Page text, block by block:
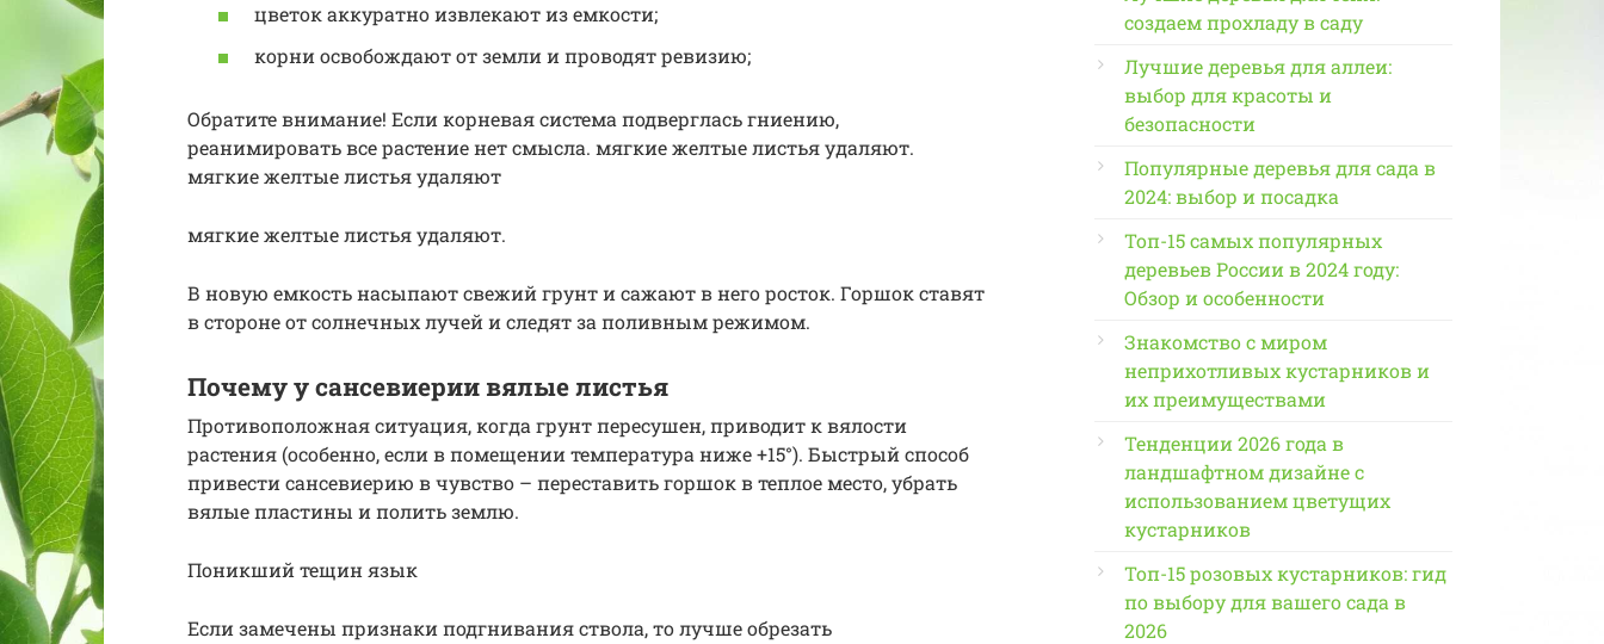
цветок аккуратно извлекают из емкости;
корни освобождают от земли и проводят ревизию;
Обратите внимание! Если корневая система подверглась гниению,
реанимировать все растение нет смысла. мягкие желтые листья удаляют.
мягкие желтые листья удаляют
мягкие желтые листья удаляют.
В новую емкость насыпают свежий грунт и сажают в него росток. Горшок ставят
в стороне от солнечных лучей и следят за поливным режимом.
Почему у сансевиерии вялые листья
Противоположная ситуация, когда грунт пересушен, приводит к вялости
растения (особенно, если в помещении температура ниже +15°). Быстрый способ
привести сансевиерию в чувство – переставить горшок в теплое место, убрать
вялые пластины и полить землю.
Поникший тещин язык
Если замечены признаки подгнивания ствола, то лучше обрезать
создаем прохладу в саду
Лучшие деревья для аллеи:
выбор для красоты и
безопасности
Популярные деревья для сада в
2024: выбор и посадка
Топ-15 самых популярных
деревьев России в 2024 году:
Обзор и особенности
Знакомство с миром
неприхотливых кустарников и
их преимуществами
Тенденции 2026 года в
ландшафтном дизайне с
использованием цветущих
кустарников
Топ-15 розовых кустарников: гид
по выбору для вашего сада в
2026